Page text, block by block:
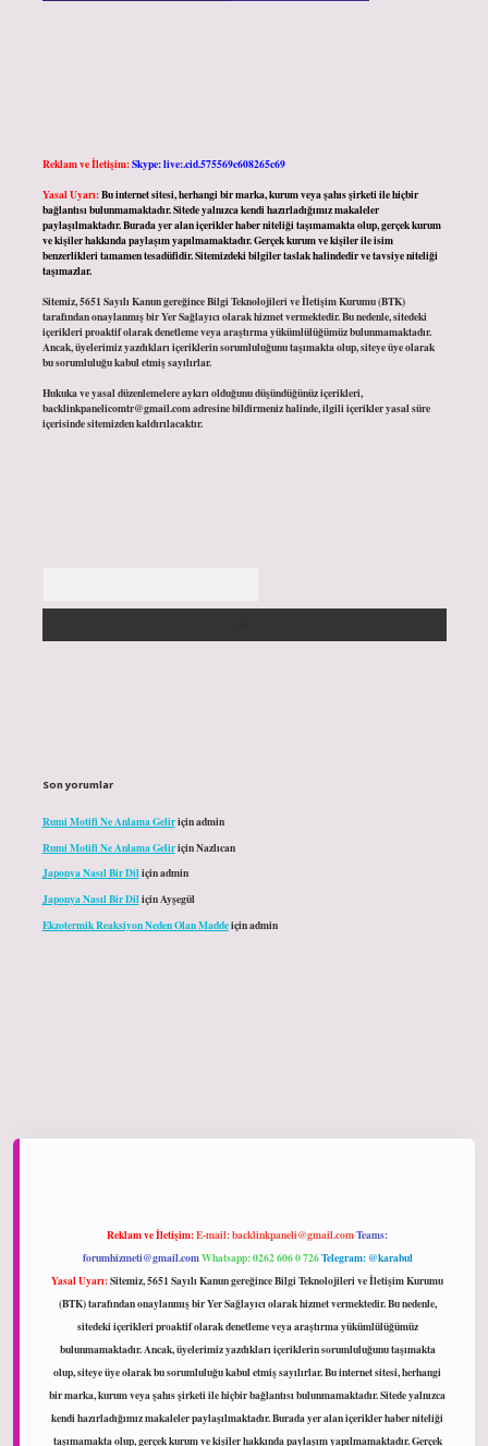
Reklam ve İletişim:Skype: live:.cid.575569c608265c69
Yasal Uyarı:Bu internet sitesi, herhangi bir marka, kurum veya şahıs şirketi ile hiçbir
bağlantısı bulunmamaktadır. Sitede yalnızca kendi hazırladığımız makaleler
paylaşılmaktadır. Burada yer alan içerikler haber niteliği taşımamakta olup, gerçek kurum
ve kişiler hakkında paylaşım yapılmamaktadır. Gerçek kurum ve kişiler ile isim
benzerlikleri tamamen tesadüfidir. Sitemizdeki bilgiler taslak halindedir ve tavsiye niteliği
taşımazlar.
Sitemiz, 5651 Sayılı Kanun gereğince Bilgi Teknolojileri ve İletişim Kurumu (BTK)
tarafından onaylanmış bir Yer Sağlayıcı olarak hizmet vermektedir. Bu nedenle, sitedeki
içerikleri proaktif olarak denetleme veya araştırma yükümlülüğümüz bulunmamaktadır.
Ancak, üyelerimiz yazdıkları içeriklerin sorumluluğunu taşımakta olup, siteye üye olarak
bu sorumluluğu kabul etmiş sayılırlar.
Hukuka ve yasal düzenlemelere aykırı olduğunu düşündüğünüz içerikleri,
backlinkpanelicomtr@gmail.comadresine bildirmeniz halinde, ilgili içerikler yasal süre
içerisinde sitemizden kaldırılacaktır.
Son yorumlar
Rumi Motifi Ne Anlama Geliriçinadmin
Rumi Motifi Ne Anlama GeliriçinNazlıcan
Japonya Nasıl Bir Diliçinadmin
Japonya Nasıl Bir DiliçinAyşegül
Ekzotermik Reaksiyon Neden Olan Maddeiçinadmin
Reklam ve İletişim:E-mail:backlinkpaneli@gmail.comTeams:
forumhizmeti@gmail.comWhatsapp: 0262 606 0 726Telegram: @karabul
Yasal Uyarı:Sitemiz, 5651 Sayılı Kanun gereğince Bilgi Teknolojileri ve İletişim Kurumu
(BTK) tarafından onaylanmış bir Yer Sağlayıcı olarak hizmet vermektedir. Bu nedenle,
sitedeki içerikleri proaktif olarak denetleme veya araştırma yükümlülüğümüz
bulunmamaktadır. Ancak, üyelerimiz yazdıkları içeriklerin sorumluluğunu taşımakta
olup, siteye üye olarak bu sorumluluğu kabul etmiş sayılırlar. Bu internet sitesi, herhangi
bir marka, kurum veya şahıs şirketi ile hiçbir bağlantısı bulunmamaktadır. Sitede yalnızca
kendi hazırladığımız makaleler paylaşılmaktadır. Burada yer alan içerikler haber niteliği
taşımamakta olup, gerçek kurum ve kişiler hakkında paylaşım yapılmamaktadır. Gerçek